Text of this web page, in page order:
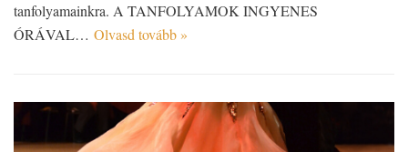
tanfolyamainkra. A TANFOLYAMOK INGYENES
ÓRÁVAL… Olvasd tovább »